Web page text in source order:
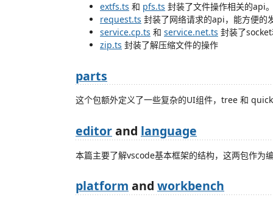
extfs.ts 和 pfs.ts 封装了文件操作相关的api
request.ts 封装了网络请求的api，能方便的
service.cp.ts 和 service.net.ts 封装了
zip.ts 封装了解压缩文件的操作
parts
这个包额外定义了一些复杂的UI组件，tree 和
editorand language
本篇主要了解vscode基本框架的结构，这两包作为
platform and workbench